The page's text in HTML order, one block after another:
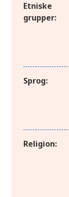
Etniske
grupper:
Sprog:
Religion: